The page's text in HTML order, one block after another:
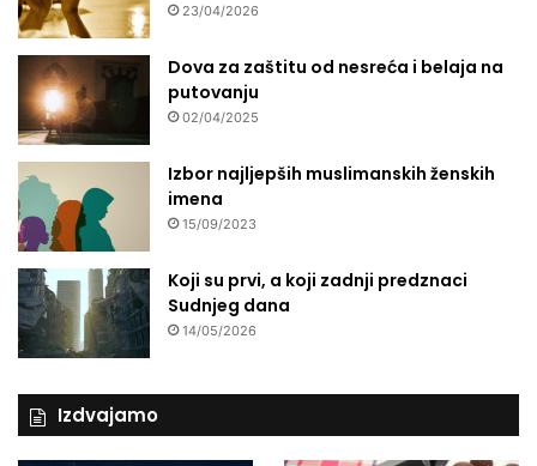
23/04/2026
Dova za zaštitu od nesreća i belaja na
putovanju
02/04/2025
Izbor najljepših muslimanskih ženskih
imena
15/09/2023
Koji su prvi, a koji zadnji predznaci
Sudnjeg dana
14/05/2026
Izdvajamo